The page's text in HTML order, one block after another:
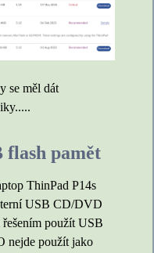
se měl dát
flash pamět
ThinPad P14s
USB CD/DVD
použít USB
nejde použít jako